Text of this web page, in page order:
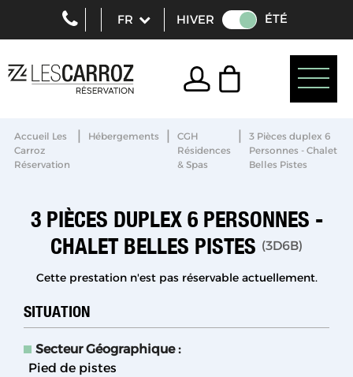
HIVER ÉTÉ
Accueil Les
Carroz
Réservation
| Hébergements |
CGH
Résidences
& Spas
|
3 Pièces duplex 6
Personnes - Chalet
Belles Pistes
3 PIÈCES DUPLEX 6 PERSONNES -
CHALET BELLES PISTES (3D6B)
Cette prestation n'est pas réservable actuellement.
SITUATION
Secteur Géographique :
Pied de pistes